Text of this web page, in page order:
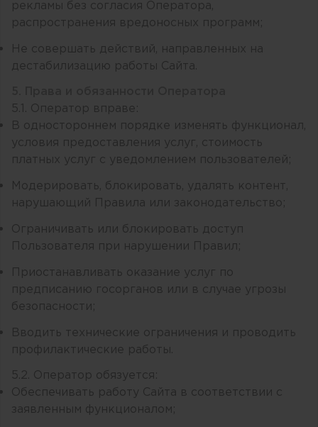
рекламы без согласия Оператора,
распространения вредоносных программ;
Не совершать действий, направленных на
дестабилизацию работы Сайта.
5.1. Оператор вправе:
В одностороннем порядке изменять функционал,
условия предоставления услуг, стоимость
платных услуг с уведомлением пользователей;
Модерировать, блокировать, удалять контент,
нарушающий Правила или законодательство;
Ограничивать или блокировать доступ
Пользователя при нарушении Правил;
Приостанавливать оказание услуг по
предписанию госорганов или в случае угрозы
безопасности;
Вводить технические ограничения и проводить
профилактические работы.
5.2. Оператор обязуется:
Обеспечивать работу Сайта в соответствии с
заявленным функционалом;